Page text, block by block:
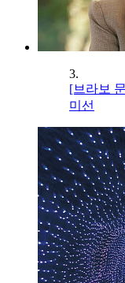
3.
[브라보
미선